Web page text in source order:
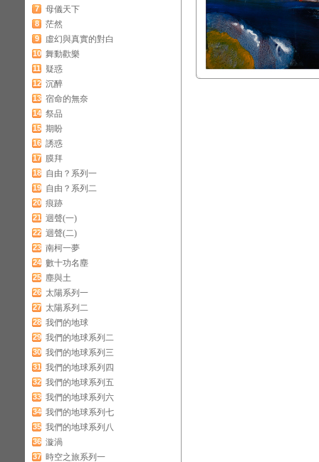
7 母儀天下
8 茫然
9 虛幻與真實的對白
10 舞動歡樂
11 疑惑
12 沉醉
13 宿命的無奈
14 祭品
15 期盼
16 誘惑
17 膜拜
18 自由？系列一
19 自由？系列二
20 痕跡
21 迴聲(一)
22 迴聲(二)
23 南柯一夢
24 數十功名塵
25 塵與土
26 太陽系列一
27 太陽系列二
28 我們的地球
29 我們的地球系列二
30 我們的地球系列三
31 我們的地球系列四
32 我們的地球系列五
33 我們的地球系列六
34 我們的地球系列七
35 我們的地球系列八
36 漩渦
37 時空之旅系列一